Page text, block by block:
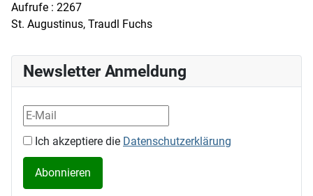
Aufrufe : 2267
St. Augustinus, Traudl Fuchs
Newsletter Anmeldung
Ich akzeptiere die Datenschutzerklärung